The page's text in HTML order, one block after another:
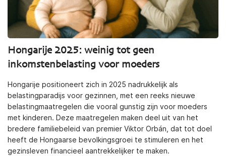
Hongarije 2025: weinig tot geen
inkomstenbelasting voor moeders
Hongarije positioneert zich in 2025 nadrukkelijk als
belastingparadijs voor gezinnen, met een reeks nieuwe
belastingmaatregelen die vooral gunstig zijn voor moeders
met kinderen. Deze maatregelen maken deel uit van het
bredere familiebeleid van premier Viktor Orbán, dat tot doel
heeft de Hongaarse bevolkingsgroei te stimuleren en het
gezinsleven financieel aantrekkelijker te maken.